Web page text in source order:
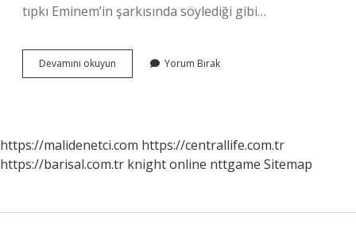
tıpkı Eminem’in şarkısında söylediği gibi…
Devamını okuyun Eminem
Kimdir
Yorum Bırak
https://malidenetci.com https://centrallife.com.tr
https://barisal.com.tr knight online nttgame Sitemap